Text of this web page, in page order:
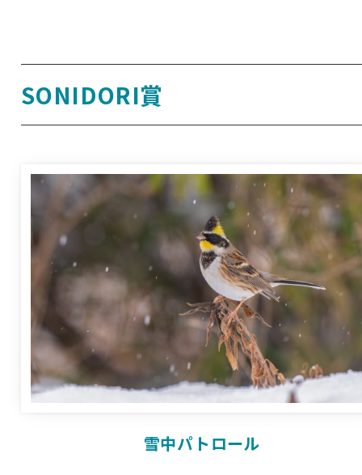
SONIDORI賞
雪中パトロール